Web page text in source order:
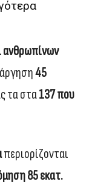
ανθρωπίνων
45
τα στα137 που
περιορίζονται
85 εκατ.